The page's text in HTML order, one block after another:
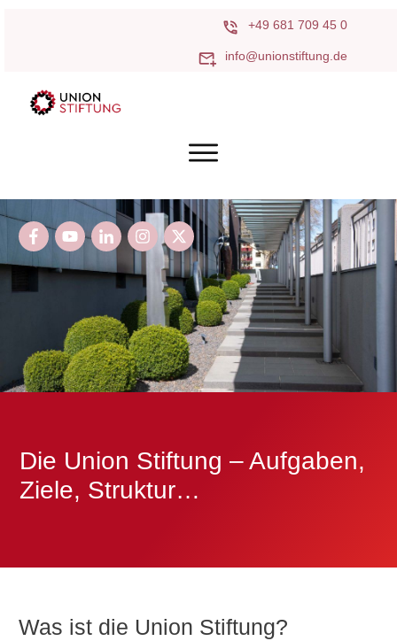
+49 681 709 45 0
info@unionstiftung.de
Die Union Stiftung – Aufgaben,
Ziele, Struktur…
Was ist die Union Stiftung?